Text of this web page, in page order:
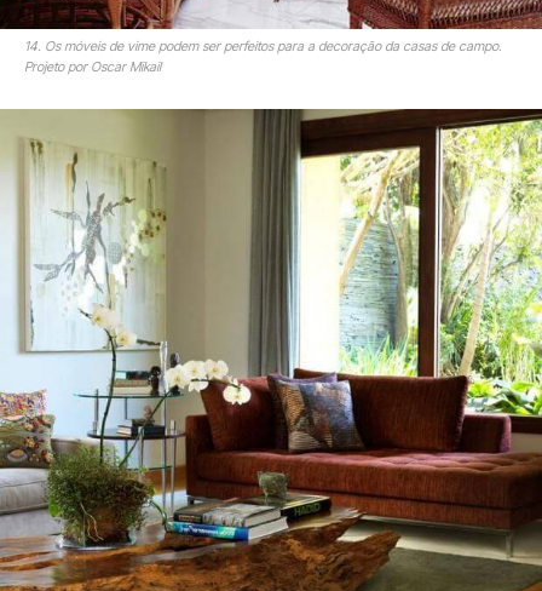
14. Os móveis de vime podem ser perfeitos para a decoração da casas de campo.
Projeto por Oscar Mikail